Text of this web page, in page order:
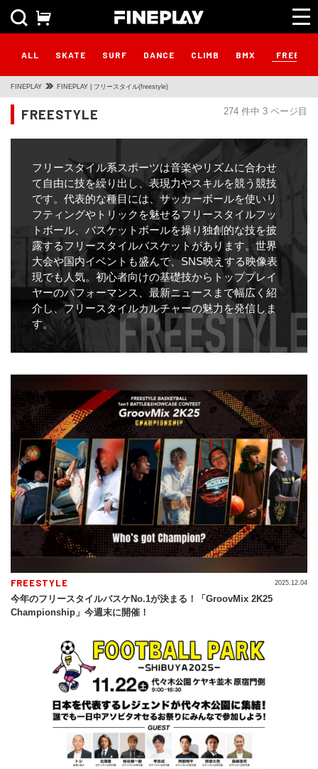
ALL SKATE SURF DANCE CLIMB BMX
FINEPLAY FINEPLAY | フリースタイル(freestyle)
274 件中 3 ページ目
FREESTYLE
フリースタイル系スポーツは音楽やリズムに合わせ
て自由に技を繰り出し、表現力やスキルを競う競技
です。代表的な種目には、サッカーボールを使いリ
フティングやトリックを魅せるフリースタイルフッ
トボール、バスケットボールを操り独創的な技を披
露するフリースタイルバスケットがあります。世界
大会や国内イベントも盛んで、SNS映えする映像表
現でも人気。初心者向けの基礎技からトッププレイ
ヤーのパフォーマンス、最新ニュースまで幅広く紹
介し、フリースタイルカルチャーの魅力を発信しま
す。
FREESTYLE
今年のフリースタイルバスケNo.1が決まる！「GroovMix 2K25
Championship」今週末に開催！
2025.12.04